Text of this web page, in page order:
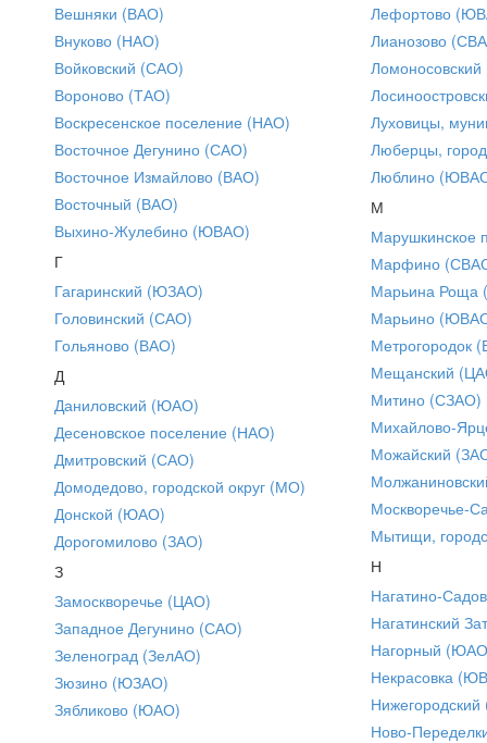
Вешняки (ВАО)
Внуково (НАО)
Войковский (САО)
Вороново (ТАО)
Воскресенское поселение (НАО)
Восточное Дегунино (САО)
Восточное Измайлово (ВАО)
Восточный (ВАО)
Выхино-Жулебино (ЮВАО)
Г
Гагаринский (ЮЗАО)
Головинский (САО)
Гольяново (ВАО)
Д
Даниловский (ЮАО)
Десеновское поселение (НАО)
Дмитровский (САО)
Домодедово, городской округ (МО)
Донской (ЮАО)
Дорогомилово (ЗАО)
З
Замоскворечье (ЦАО)
Западное Дегунино (САО)
Зеленоград (ЗелАО)
Зюзино (ЮЗАО)
Зябликово (ЮАО)
Лефортово
Лианозово
Луховицы,
Люберцы,
Люблино
М
Марушкинское
Марфино
Марьина Роща
Марьино
Метрогородок
Мещанский
Митино (СЗАО)
Михайлово-
Можайский
Москворечье-
Мытищи,
Н
Нагатино-
Нагатинский
Нагорный
Некрасовка
Ново-